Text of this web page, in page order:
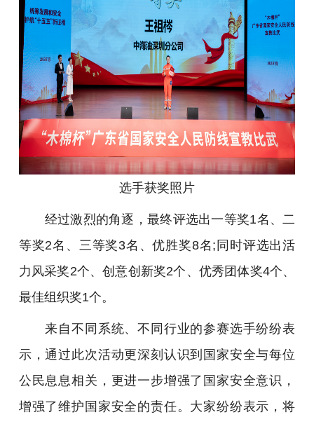
选手获奖照片
经过激烈的角逐，最终评选出一等奖1名、二
等奖2名、三等奖3名、优胜奖8名;同时评选出活
力风采奖2个、创意创新奖2个、优秀团体奖4个、
最佳组织奖1个。
来自不同系统、不同行业的参赛选手纷纷表
示，通过此次活动更深刻认识到国家安全与每位
公民息息相关，更进一步增强了国家安全意识，
增强了维护国家安全的责任。大家纷纷表示，将